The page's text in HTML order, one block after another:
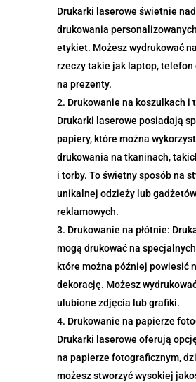
Drukarki laserowe świetnie
drukowania
etykiet. Możesz wydrukować
rzeczy takie jak laptop, telefon
na prezenty.
Drukowanie na koszulkach i
Drukarki laserowe posiadają
papiery, które można
drukowania na tkaninach,
i torby. To świetny sposób na
unikalnej odzieży lub gadżetów
reklamowych.
Drukowanie na płótnie:
mogą drukować na
które można później powiesić
dekorację. Możesz
ulubione zdjęcia lub grafiki.
Drukowanie na papierze
Drukarki laserowe oferują
na papierze fotograficznym,
możesz stworzyć wysokiej